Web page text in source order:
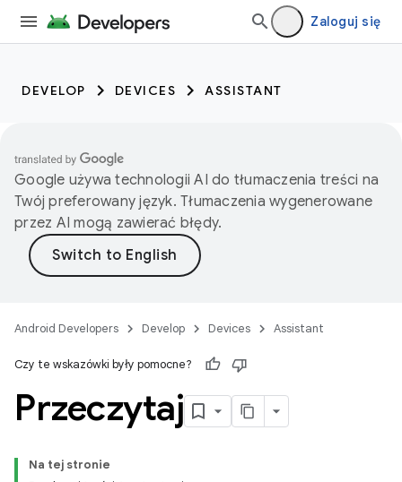
Zaloguj się
DEVELOP DEVICES ASSISTANT
Google używa technologii AI do tłumaczenia treści na
Twój preferowany język. Tłumaczenia wygenerowane
przez AI mogą zawierać błędy.
Android Developers Develop Devices Assistant
Czy te wskazówki były pomocne?
Przeczytaj
Na tej stronie